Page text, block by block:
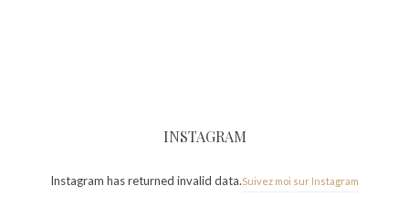
INSTAGRAM
Instagram has returned invalid data.Suivez moi sur Instagram